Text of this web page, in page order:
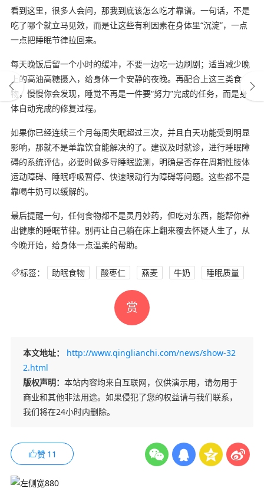
看到这里，很多人会问，那我到底该怎么吃才靠谱。一句话，不是
吃了哪个就立马见效，而是让这些有利因素在身体里“沉淀”，一点
一点把睡眠节律拉回来。
每天晚饭后留一个小时的缓冲，不要一边吃一边刷剧；适当减少晚
上的高油高糖摄入，给身体一个安静的夜晚。再配合上这三类食
物，慢慢你会发现，睡觉不再是一件要“努力”完成的任务，而是身
体自动完成的修复过程。
如果你已经连续三个月每周失眠超过三次，并且白天功能受到明显
影响，那就不是单靠饮食能解决的了。建议及时就诊，进行睡眠障
碍的系统评估，必要时做多导睡眠监测，明确是否存在周期性肢体
运动障碍、睡眠呼吸暂停、快速眼动行为障碍等问题。这些都不是
靠喝牛奶可以缓解的。
最后提醒一句，任何食物都不是灵丹妙药，但吃对东西，能帮你养
出健康的睡眠节律。别再让自己躺在床上翻来覆去怀疑人生了，从
今晚开始，给身体一点温柔的帮助。
标签： 助眠食物 酸枣仁 燕麦 牛奶 睡眠质量
赏
本文地址：
http://www.qinglianchi.com/news/show-32
2.html
版权声明： 本站内容均来自互联网，仅供演示用，请勿用于
商业和其他非法用途。如果侵犯了您的权益请与我们联系，
我们将在24小时内删除。
赞 11